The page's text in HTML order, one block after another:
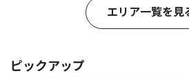
エリア一覧を見
ピックアップ